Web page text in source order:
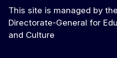
This site is managed by
Directorate-General for
and Culture